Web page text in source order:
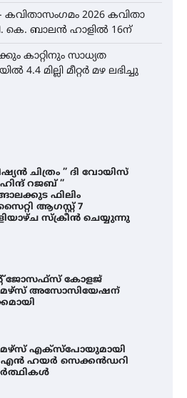
കവിതാസംഗമം 2026 കവിതാ
കെ. ബാലൻ ഹാളിൽ 16ന്
കാറ്റിനും സാധ്യത
4.4 മില്ലി മീറ്റർ മഴ ലഭിച്ചു
ചിത്രം ” ദി വോയിസ്
റജബ് ”
ഫിലിം
ആഗസ്റ്റ് 7
സ്‌ക്രീൻ ചെയ്യുന്നു
ജോസഫ്സ് കോളജ്
അസോസിയേഷന്
എക്സ്പോയുമായി
ഹയർ സെക്കൻഡറി